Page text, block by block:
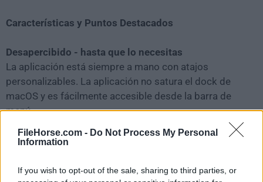
FileHorse.com - Do Not Process My Personal
Information
If you wish to opt-out of the sale, sharing to third parties, or
Características y Puntos Destacados
Desapercibido - hasta que lo necesitas
La aplicación está siempre a mano con atajos
personalizables. La aplicación no satura el dock de
macOS y es fácilmente accesible desde la barra de
menú.
Veloz como un rayo
del área de selección utilizando tecnología OCR